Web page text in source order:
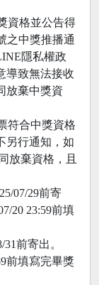
資格並公告得
之中獎推播通
隱私權政
導致無法接收
放棄中獎資
符合中獎資格
另行通知，如
放棄資格，且
07/29前寄
20 23:59前填
前寄出。
前填寫完畢獎